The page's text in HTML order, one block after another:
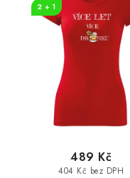
2 + 1
404 Kč bez DPH
489 Kč